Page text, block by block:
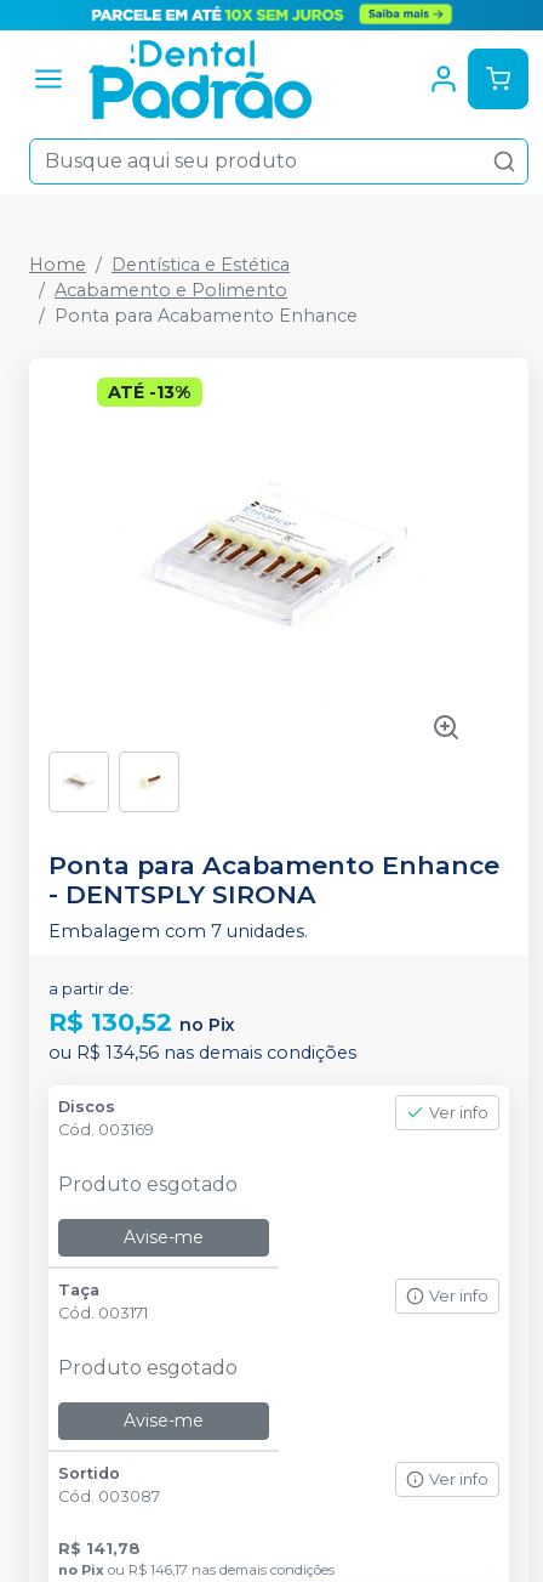
Home
Dentística e Estética
Acabamento e Polimento
Ponta para Acabamento Enhance
ATÉ -13%
Ponta para Acabamento Enhance
- DENTSPLY SIRONA
Embalagem com 7 unidades.
a partir de:
R$ 130,52 no Pix
ou R$ 134,56 nas demais condições
Discos
Cód. 003169
Ver info
Produto esgotado
Avise-me
Taça
Cód. 003171
Ver info
Produto esgotado
Avise-me
Sortido
Cód. 003087
Ver info
R$ 141,78
no Pix ou R$ 146,17 nas demais condições